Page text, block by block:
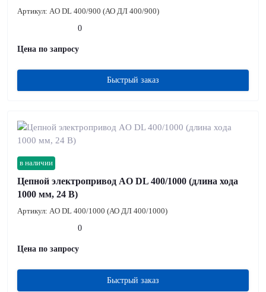
Артикул: AO DL 400/900 (АО ДЛ 400/900)
0
Цена по запросу
Быстрый заказ
в наличии
Цепной электропривод AO DL 400/1000 (длина хода
1000 мм, 24 В)
Артикул: AO DL 400/1000 (АО ДЛ 400/1000)
0
Цена по запросу
Быстрый заказ